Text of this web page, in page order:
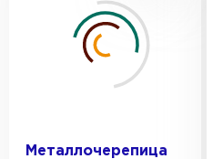
Металлочерепица